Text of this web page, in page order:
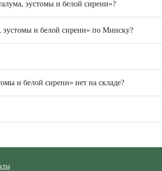
эустомы и белой сирени»?
эустомы и белой сирени» по Минску?
и белой сирени» нет на складе?